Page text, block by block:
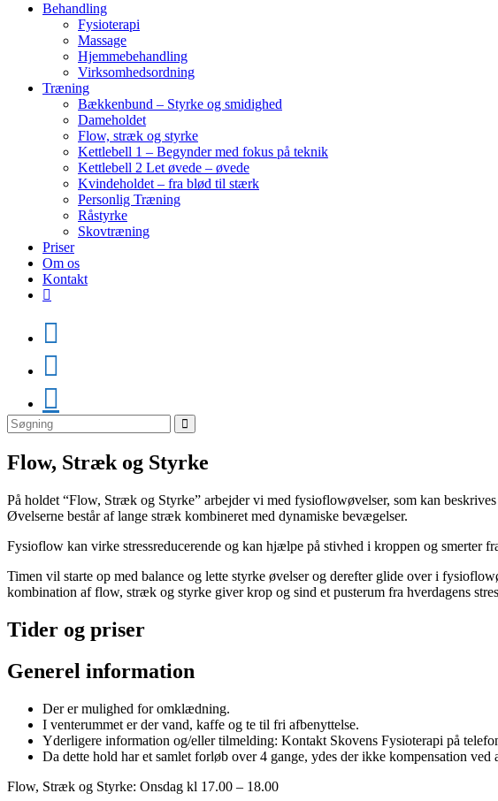
Behandling
Fysioterapi
Massage
Hjemmebehandling
Virksomhedsordning
Træning
Bækkenbund – Styrke og smidighed
Dameholdet
Flow, stræk og styrke
Kettlebell 1 – Begynder med fokus på teknik
Kettlebell 2 Let øvede – øvede
Kvindeholdet – fra blød til stærk
Personlig Træning
Råstyrke
Skovtræning
Priser
Om os
Kontakt
Flow, Stræk og Styrke
På holdet “Flow, Stræk og Styrke” arbejder vi med fysioflowøvelser, som kan
Øvelserne består af lange stræk kombineret med dynamiske bevægelser.
Fysioflow kan virke stressreducerende og kan hjælpe på stivhed i kroppen og smerter
Timen vil starte op med balance og lette styrke øvelser og derefter glide over i
kombination af flow, stræk og styrke giver krop og sind et pusterum fra hverdagens
Tider og priser
Generel information
Der er mulighed for omklædning.
I venterummet er der vand, kaffe og te til fri afbenyttelse.
Yderligere information og/eller tilmelding: Kontakt Skovens Fysioterapi på
Da dette hold har et samlet forløb over 4 gange, ydes der ikke kompensation ved
Flow, Stræk og Styrke: Onsdag kl 17.00 – 18.00